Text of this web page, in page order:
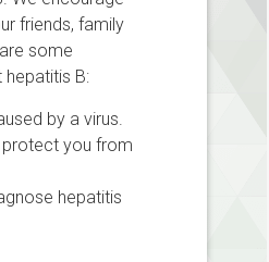
friends, family
some
B:
by a virus.
protect you from
hepatitis